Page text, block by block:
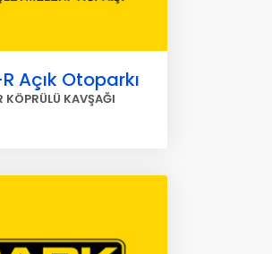
Açık Otoparkı
KÖPRÜLÜ KAVŞAĞI